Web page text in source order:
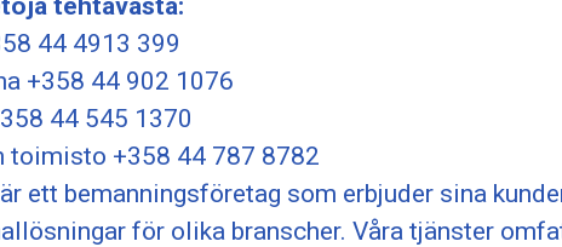
tehtävästä:
44 4913 399
+358 44 902 1076
44 545 1370
toimisto +358 44 787 8782
är ett bemanningsföretag som erbjuder sina
för olika branscher. Våra tjänster